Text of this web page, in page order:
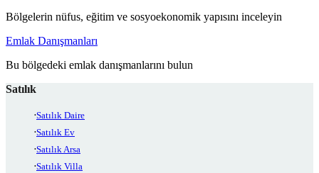
Bölgelerin nüfus, eğitim ve sosyoekonomik yapısını inceleyin
Emlak Danışmanları
Bu bölgedeki emlak danışmanlarını bulun
Satılık
Satılık Daire
Satılık Ev
Satılık Arsa
Satılık Villa